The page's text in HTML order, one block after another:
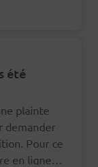
été
plainte
demander
Pour ce
en ligne